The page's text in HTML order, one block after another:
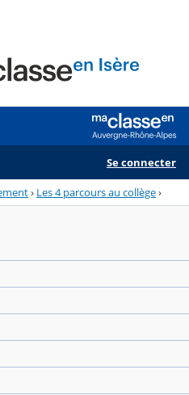
Se connecter
› Les 4 parcours au collège›